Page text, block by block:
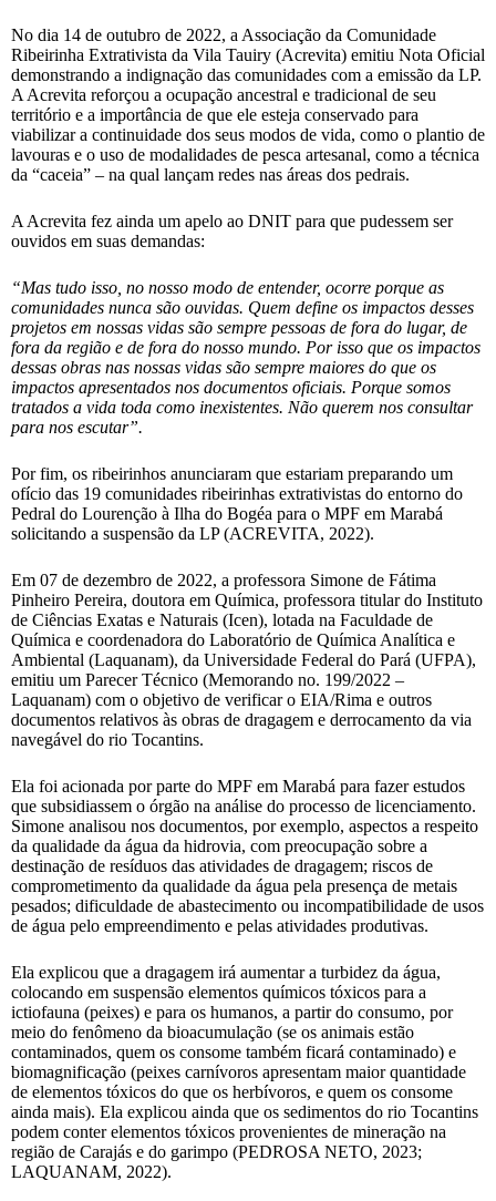
No dia 14 de outubro de 2022, a Associação da Comunidade
Ribeirinha Extrativista da Vila Tauiry (Acrevita) emitiu Nota Oficial
demonstrando a indignação das comunidades com a emissão da LP.
A Acrevita reforçou a ocupação ancestral e tradicional de seu
território e a importância de que ele esteja conservado para
viabilizar a continuidade dos seus modos de vida, como o plantio de
lavouras e o uso de modalidades de pesca artesanal, como a técnica
da “caceia” – na qual lançam redes nas áreas dos pedrais.
A Acrevita fez ainda um apelo ao DNIT para que pudessem ser
ouvidos em suas demandas:
“Mas tudo isso, no nosso modo de entender, ocorre porque as
comunidades nunca são ouvidas. Quem define os impactos desses
projetos em nossas vidas são sempre pessoas de fora do lugar, de
fora da região e de fora do nosso mundo. Por isso que os impactos
dessas obras nas nossas vidas são sempre maiores do que os
impactos apresentados nos documentos oficiais. Porque somos
tratados a vida toda como inexistentes. Não querem nos consultar
para nos escutar”.
Por fim, os ribeirinhos anunciaram que estariam preparando um
ofício das 19 comunidades ribeirinhas extrativistas do entorno do
Pedral do Lourenção à Ilha do Bogéa para o MPF em Marabá
solicitando a suspensão da LP (ACREVITA, 2022).
Em 07 de dezembro de 2022, a professora Simone de Fátima
Pinheiro Pereira, doutora em Química, professora titular do Instituto
de Ciências Exatas e Naturais (Icen), lotada na Faculdade de
Química e coordenadora do Laboratório de Química Analítica e
Ambiental (Laquanam), da Universidade Federal do Pará (UFPA),
emitiu um Parecer Técnico (Memorando no. 199/2022 –
Laquanam) com o objetivo de verificar o EIA/Rima e outros
documentos relativos às obras de dragagem e derrocamento da via
navegável do rio Tocantins.
Ela foi acionada por parte do MPF em Marabá para fazer estudos
que subsidiassem o órgão na análise do processo de licenciamento.
Simone analisou nos documentos, por exemplo, aspectos a respeito
da qualidade da água da hidrovia, com preocupação sobre a
destinação de resíduos das atividades de dragagem; riscos de
comprometimento da qualidade da água pela presença de metais
pesados; dificuldade de abastecimento ou incompatibilidade de usos
de água pelo empreendimento e pelas atividades produtivas.
Ela explicou que a dragagem irá aumentar a turbidez da água,
colocando em suspensão elementos químicos tóxicos para a
ictiofauna (peixes) e para os humanos, a partir do consumo, por
meio do fenômeno da bioacumulação (se os animais estão
contaminados, quem os consome também ficará contaminado) e
biomagnificação (peixes carnívoros apresentam maior quantidade
de elementos tóxicos do que os herbívoros, e quem os consome
ainda mais). Ela explicou ainda que os sedimentos do rio Tocantins
podem conter elementos tóxicos provenientes de mineração na
região de Carajás e do garimpo (PEDROSA NETO, 2023;
LAQUANAM, 2022).